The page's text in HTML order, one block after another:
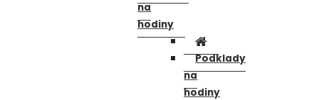
na
hodiny
Podklady
na
hodiny